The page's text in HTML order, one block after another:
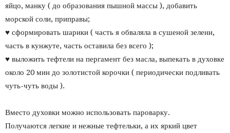
яйцо, манку ( до образования пышной массы ), добавить
морской соли, приправы;
♥ сформировать шарики ( часть я обваляла в сушеной зелени,
часть в кунжуте, часть оставила без всего );
♥ выложить тефтели на пергамент без масла, выпекать в духовке
около 20 мин до золотистой корочки ( периодически подливать
чуть-чуть воды ).
Вместо духовки можно использовать пароварку.
Получаются легкие и нежные тефтельки, а их яркий цвет